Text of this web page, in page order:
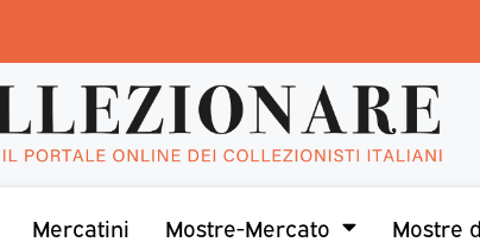
Mercatini Mostre-Mercato Mostre